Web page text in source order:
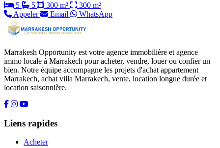
5
5 300 m²
300 m²
Appeler
Email WhatsApp
Marrakesh Opportunity est votre agence immobilière et agence
immo locale à Marrakech pour acheter, vendre, louer ou confier un
bien. Notre équipe accompagne les projets d'achat appartement
Marrakech, achat villa Marrakech, vente, location longue durée et
location saisonnière.
Liens rapides
Acheter